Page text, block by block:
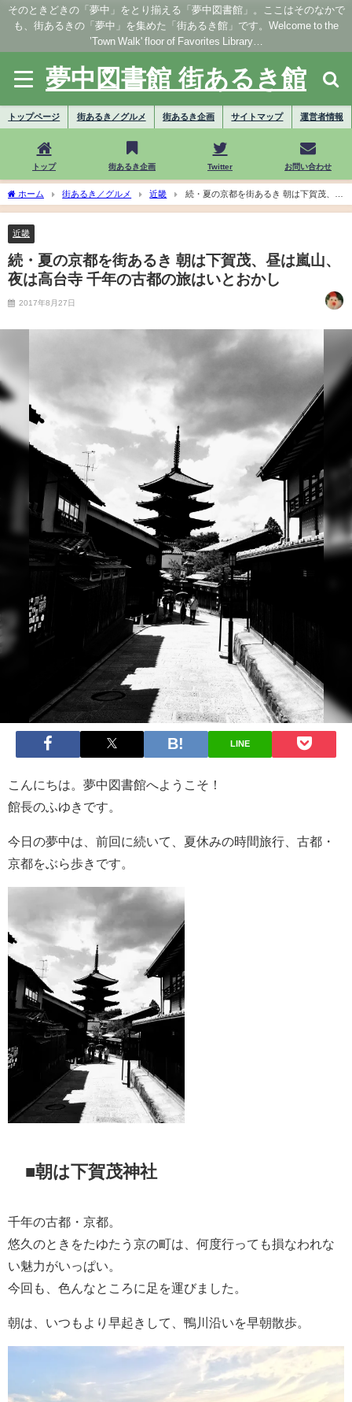
そのときどきの「夢中」をとり揃える「夢中図書館」。ここはそのなかで
も、街あるきの「夢中」を集めた「街あるき館」です。Welcome to the
’Town Walk' floor of Favorites Library…
夢中図書館 街あるき館
トップページ 街あるき／グルメ 街あるき企画 サイトマップ 運営者情報
トップ 街あるき企画 Twitter お問い合わせ
ホーム 街あるき／グルメ 近畿
続・夏の京都を街あるき 朝は下賀茂、昼
は嵐山、夜は高台寺 千年の古都の旅はいとおかし
近畿
続・夏の京都を街あるき 朝は下賀茂、昼は嵐山、
夜は高台寺 千年の古都の旅はいとおかし
2017年8月27日
LINE
こんにちは。夢中図書館へようこそ！
館長のふゆきです。
今日の夢中は、前回に続いて、夏休みの時間旅行、古都・
京都をぶら歩きです。
■朝は下賀茂神社
千年の古都・京都。
悠久のときをたゆたう京の町は、何度行っても損なわれな
い魅力がいっぱい。
今回も、色んなところに足を運びました。
朝は、いつもより早起きして、鴨川沿いを早朝散歩。